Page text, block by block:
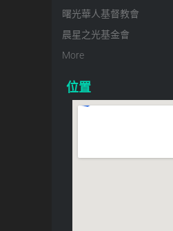
曙光華人基督教會
晨星之光基金會
More
位置